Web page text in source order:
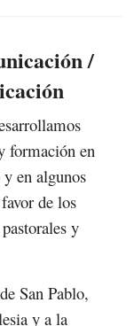
/
formación en
en algunos
de los
y
San Pablo,
y a la